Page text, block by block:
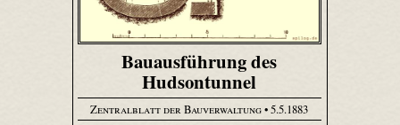
Bauausführung des
Hudsontunnel
Zentralblatt der Bauverwaltung• 5.5.1883